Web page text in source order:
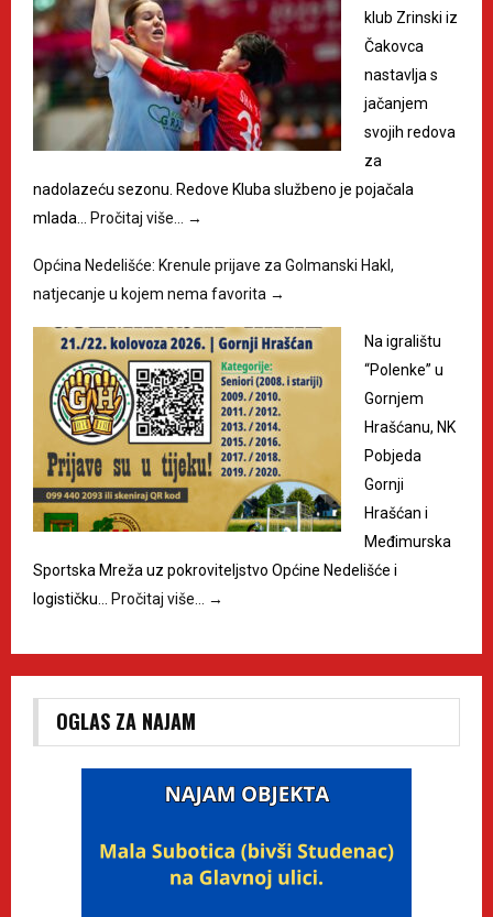
klub Zrinski iz
Čakovca
nastavlja s
jačanjem
svojih redova
za
nadolazeću sezonu. Redove Kluba službeno je pojačala
mlada… Pročitaj više… →
Općina Nedelišće: Krenule prijave za Golmanski Hakl,
natjecanje u kojem nema favorita →
Na igralištu
“Polenke” u
Gornjem
Hrašćanu, NK
Pobjeda
Gornji
Hrašćan i
Međimurska
Sportska Mreža uz pokroviteljstvo Općine Nedelišće i
logističku… Pročitaj više… →
OGLAS ZA NAJAM